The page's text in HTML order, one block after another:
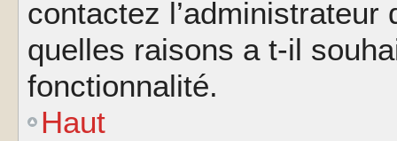
contactez
quelles raisons a t-il
fonctionnalité.
Haut